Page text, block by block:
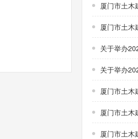
厦门市土木
厦门市土木
关于举办
关于举办
厦门市土木
厦门市土木
厦门市土木